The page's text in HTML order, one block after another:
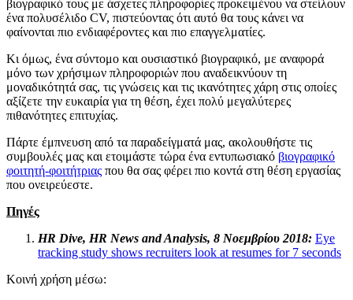
βιογραφικό τους με άσχετες πληροφορίες προκειμένου να στείλουν
ένα πολυσέλιδο CV, πιστεύοντας ότι αυτό θα τους κάνει να
φαίνονται πιο ενδιαφέροντες και πιο επαγγελματίες.
Κι όμως, ένα σύντομο και ουσιαστικό βιογραφικό, με αναφορά
μόνο των χρήσιμων πληροφοριών που αναδεικνύουν τη
μοναδικότητά σας, τις γνώσεις και τις ικανότητες χάρη στις οποίες
αξίζετε την ευκαιρία για τη θέση, έχει πολύ μεγαλύτερες
πιθανότητες επιτυχίας.
Πάρτε έμπνευση από τα παραδείγματά μας, ακολουθήστε τις
συμβουλές μας και ετοιμάστε τώρα ένα εντυπωσιακό βιογραφικό
φοιτητή-φοιτήτριας που θα σας φέρει πιο κοντά στη θέση εργασίας
που ονειρεύεστε.
Πηγές
HR Dive, HR News and Analysis, 8 Νοεμβρίου 2018: Eye
tracking study shows recruiters look at resumes for 7 seconds
Κοινή χρήση μέσω: